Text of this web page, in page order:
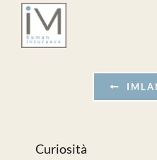
Salta
contenuto
Curiosità